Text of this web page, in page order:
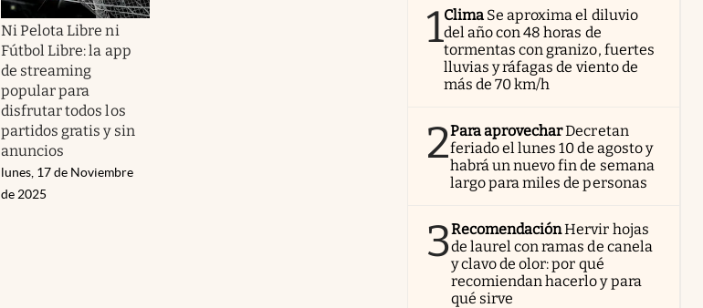
Ni Pelota Libre ni
Fútbol Libre: la app
de streaming
popular para
disfrutar todos los
partidos gratis y sin
anuncios
lunes, 17 de Noviembre
de 2025
1Clima Se aproxima el diluvio
del año con 48 horas de
tormentas con granizo, fuertes
lluvias y ráfagas de viento de
más de 70 km/h
2Para aprovecharDecretan
feriado el lunes 10 de agosto y
habrá un nuevo fin de semana
largo para miles de personas
3RecomendaciónHervir hojas
de laurel con ramas de canela
y clavo de olor: por qué
recomiendan hacerlo y para
qué sirve